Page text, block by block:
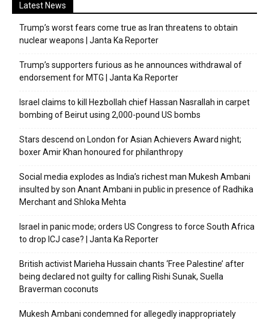
Latest News
Trump’s worst fears come true as Iran threatens to obtain
nuclear weapons | Janta Ka Reporter
Trump’s supporters furious as he announces withdrawal of
endorsement for MTG | Janta Ka Reporter
Israel claims to kill Hezbollah chief Hassan Nasrallah in carpet
bombing of Beirut using 2,000-pound US bombs
Stars descend on London for Asian Achievers Award night;
boxer Amir Khan honoured for philanthropy
Social media explodes as India’s richest man Mukesh Ambani
insulted by son Anant Ambani in public in presence of Radhika
Merchant and Shloka Mehta
Israel in panic mode; orders US Congress to force South Africa
to drop ICJ case? | Janta Ka Reporter
British activist Marieha Hussain chants ‘Free Palestine’ after
being declared not guilty for calling Rishi Sunak, Suella
Braverman coconuts
Mukesh Ambani condemned for allegedly inappropriately